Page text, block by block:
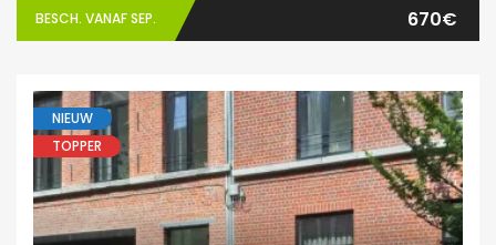
BESCH. VANAF SEP. 670€
NIEUW
TOPPER